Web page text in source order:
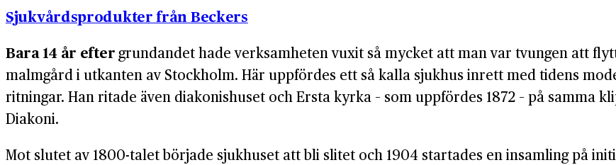
Sjukvårdsprodukter från Beckers
Bara 14 år eftergrundandet hade verksamheten vuxit så mycket att man var tvungen att
malmgård i utkanten av Stockholm. Här uppfördes ett så kalla sjukhus inrett med tidens
ritningar. Han ritade även diakonishuset och Ersta kyrka – som uppfördes 1872 – på samma
Diakoni.
Mot slutet av 1800-talet började sjukhuset att bli slitet och 1904 startades en insamling på